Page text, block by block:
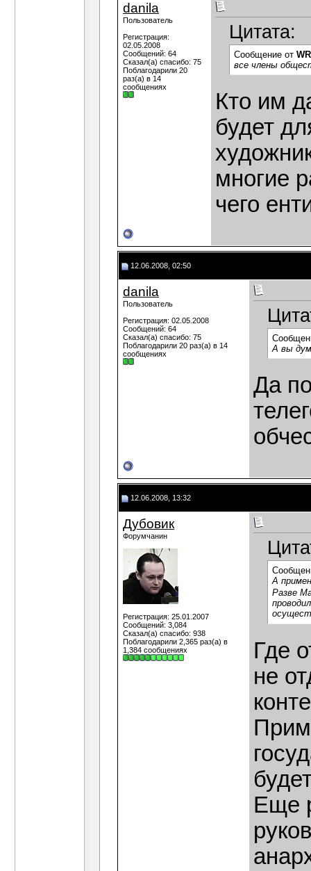
danila
Пользователь
Регистрация:
02.05.2008
Сообщений: 64
Сказал(а) спасибо: 75
Поблагодарили 20
раз(а) в 14
сообщениях
Цитата:
Сообщение от
все члены
Кто им
будет
многие
чего
12.06.2008, 02:50
danila
Пользователь
Регистрация: 02.05.2008
Сообщений: 64
Сказал(а) спасибо: 75
Поблагодарили 20 раз(а) в 14
сообщениях
А вы
Да
12.06.2008, 13:32
Дубовик
Форумчанин
Регистрация: 25.01.2007
Сообщений: 3,084
Сказал(а) спасибо: 938
Поблагодарили 2,365 раз(а) в
1,384 сообщениях
А
Разве
Где
не
Еще